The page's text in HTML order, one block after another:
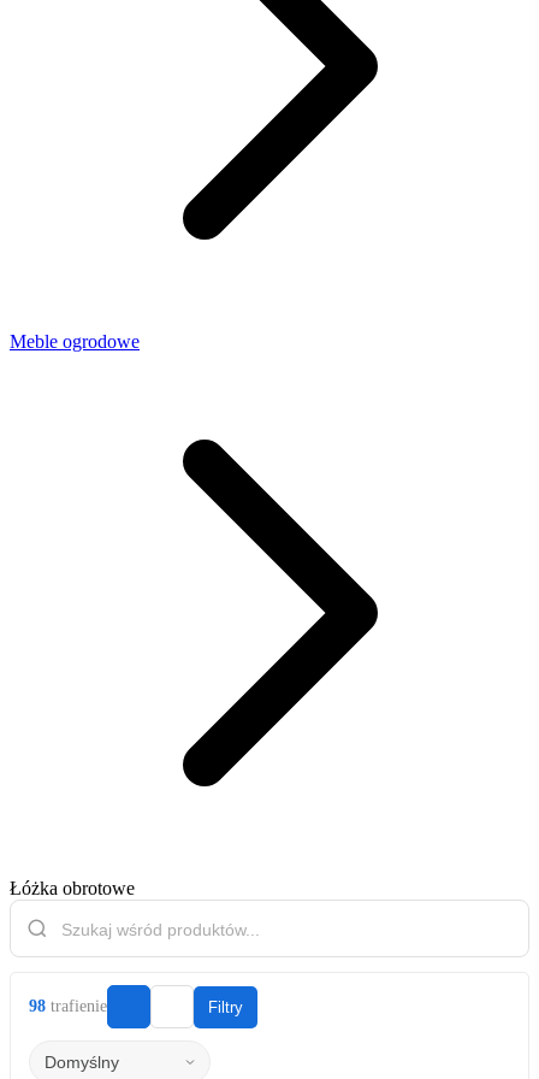
Meble ogrodowe
Łóżka obrotowe
98 trafienie Filtry